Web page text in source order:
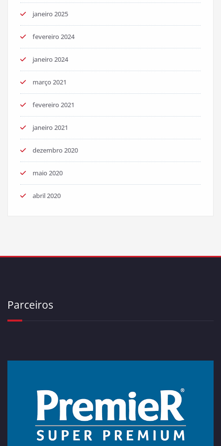
janeiro 2025
fevereiro 2024
janeiro 2024
março 2021
fevereiro 2021
janeiro 2021
dezembro 2020
maio 2020
abril 2020
Parceiros